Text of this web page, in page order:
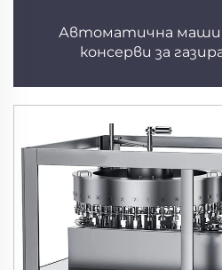
Автоматична
консерви за